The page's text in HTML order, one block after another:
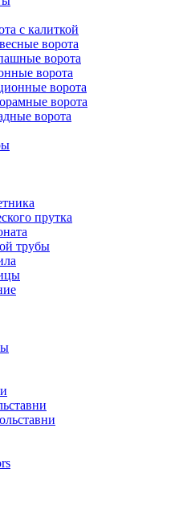
с калиткой
ворота
ворота
ворота
ворота
ворота
ворота
прутка
трубы